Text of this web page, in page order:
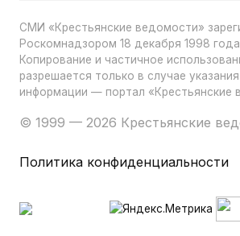
СМИ «Крестьянские ведомости»
Роскомнадзором 18 декабря 1998
Копирование и частичное
разрешается только в случае
информации — портал «Крестьянские
© 1999 — 2026 Крестьянские
Политика конфиденциальности